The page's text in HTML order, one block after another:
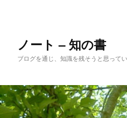
へ
移
ノート – 知の書
ブログを通じ、知識を残そうと思ってい